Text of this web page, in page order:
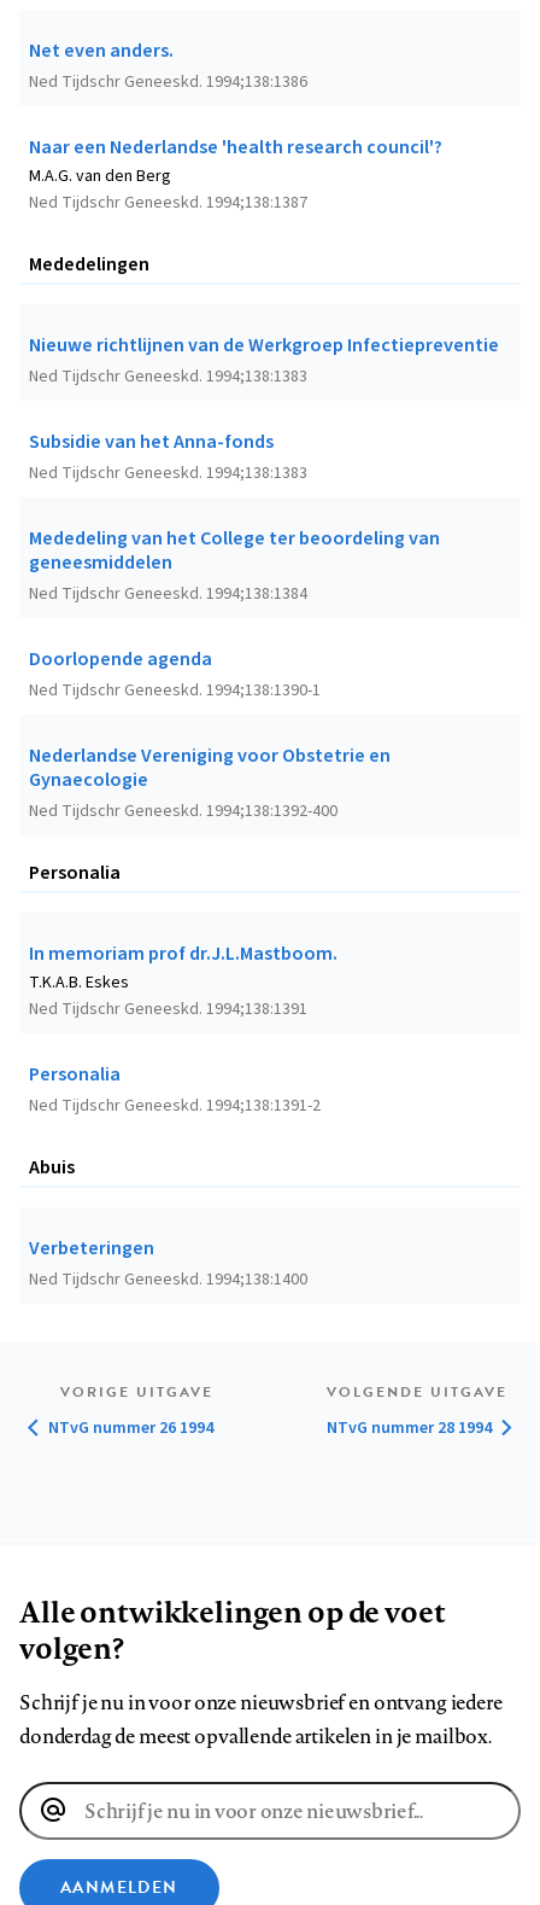
Net even anders.
Ned Tijdschr Geneeskd. 1994;138:1386
Naar een Nederlandse 'health research council'?
Ned Tijdschr Geneeskd. 1994;138:1387
M.A.G. van den Berg
Mededelingen
Nieuwe richtlijnen van de Werkgroep Infectiepreventie
Ned Tijdschr Geneeskd. 1994;138:1383
Subsidie van het Anna-fonds
Ned Tijdschr Geneeskd. 1994;138:1383
Mededeling van het College ter beoordeling van
geneesmiddelen
Ned Tijdschr Geneeskd. 1994;138:1384
Doorlopende agenda
Ned Tijdschr Geneeskd. 1994;138:1390-1
Nederlandse Vereniging voor Obstetrie en
Gynaecologie
Ned Tijdschr Geneeskd. 1994;138:1392-400
Personalia
In memoriam prof dr.J.L.Mastboom.
Ned Tijdschr Geneeskd. 1994;138:1391
T.K.A.B. Eskes
Personalia
Ned Tijdschr Geneeskd. 1994;138:1391-2
Abuis
Verbeteringen
Ned Tijdschr Geneeskd. 1994;138:1400
VORIGE UITGAVE
NTvG nummer 26 1994
VOLGENDE UITGAVE
NTvG nummer 28 1994
Alle ontwikkelingen op de voet
volgen?
Schrijf je nu in voor onze nieuwsbrief en ontvang iedere
donderdag de meest opvallende artikelen in je mailbox.
E-
mailadres
AANMELDEN